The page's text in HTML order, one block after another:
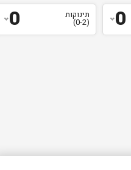
0 תינוקות
(0-2)
0